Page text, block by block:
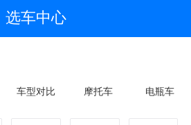
选车中心
车型对比 摩托车 电瓶车